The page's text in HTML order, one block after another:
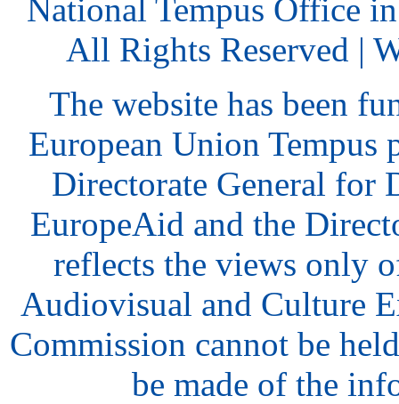
National Tempus Office
All Rights Reserved |
The website has been
European Union Tempus
Directorate General for
EuropeAid and the
reflects the views only
Audiovisual and Culture
Commission cannot be
be made of the